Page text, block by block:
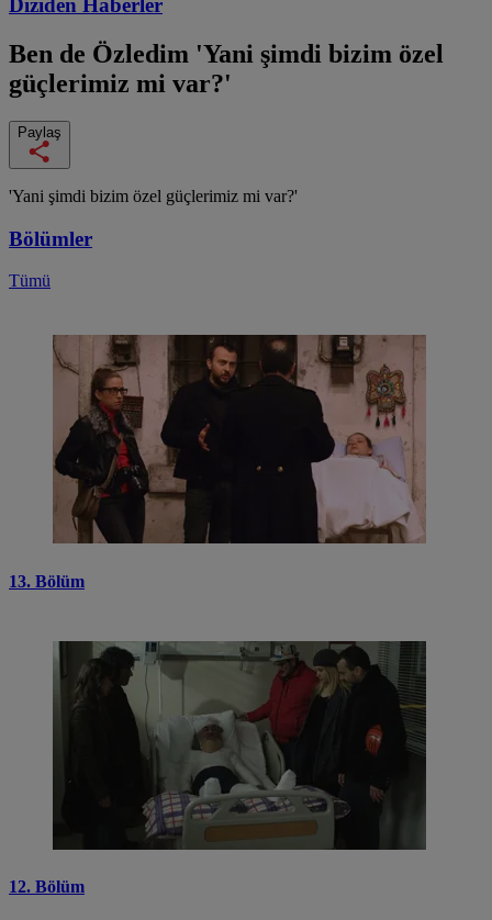
Diziden Haberler
Ben de Özledim 'Yani şimdi bizim özel
güçlerimiz mi var?'
Paylaş
'Yani şimdi bizim özel güçlerimiz mi var?'
Bölümler
Tümü
13. Bölüm
12. Bölüm